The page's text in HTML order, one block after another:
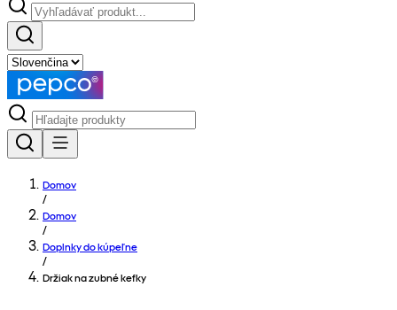
Domov
/
Domov
/
Doplnky do kúpeľne
/
Držiak na zubné kefky